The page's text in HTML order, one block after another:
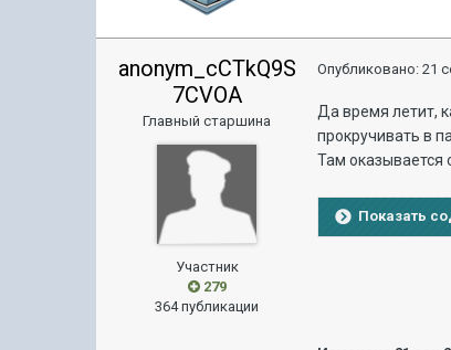
anonym_cCTkQ9S
7CVOA
Главный старшина
Участник
279
364 публикации
Опубликовано:21
Да время летит,
прокручивать в
Там оказывается
Показать